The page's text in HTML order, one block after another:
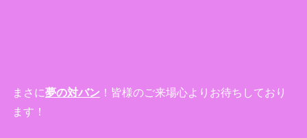
まさに夢の対バン ！皆様のご来場心よりお待ちしており
ます！